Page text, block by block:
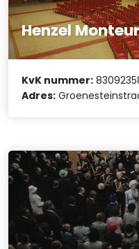
Henzel
KvK nummer:
Adres: